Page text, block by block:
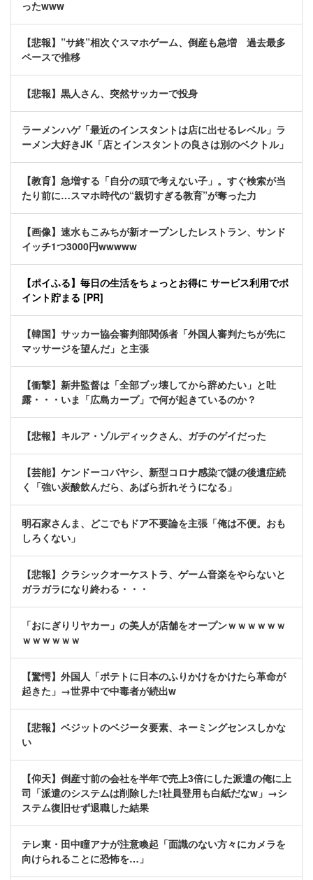
ったwww
【悲報】”サ終”相次ぐスマホゲーム、倒産も急増 過去最多
ペースで推移
【悲報】黒人さん、突然サッカーで投身
ラーメンハゲ「最近のインスタントは店に出せるレベル」ラ
ーメン大好きJK「店とインスタントの良さは別のベクトル」
【教育】急増する「自分の頭で考えない子」。すぐ検索が当
たり前に…スマホ時代の“親切すぎる教育”が奪った力
【画像】速水もこみちが新オープンしたレストラン、サンド
イッチ1つ3000円wwwww
【ポイふる】毎日の生活をちょっとお得に サービス利用でポ
イント貯まる [PR]
【韓国】サッカー協会審判部関係者「外国人審判たちが先に
マッサージを望んだ」と主張
【衝撃】新井監督は「全部ブッ壊してから辞めたい」と吐
露・・・いま「広島カープ」で何が起きているのか？
【悲報】キルア・ゾルディックさん、ガチのゲイだった
【芸能】ケンドーコバヤシ、新型コロナ感染で謎の後遺症続
く「強い炭酸飲んだら、あばら折れそうになる」
明石家さんま、どこでもドア不要論を主張「俺は不便。おも
しろくない」
【悲報】クラシックオーケストラ、ゲーム音楽をやらないと
ガラガラになり終わる・・・
「おにぎりリヤカー」の美人が店舗をオープンｗｗｗｗｗｗ
ｗｗｗｗｗｗ
【驚愕】外国人「ポテトに日本のふりかけをかけたら革命が
起きた」→世界中で中毒者が続出w
【悲報】ベジットのベジータ要素、ネーミングセンスしかな
い
【仰天】倒産寸前の会社を半年で売上3倍にした派遣の俺に上
司「派遣のシステムは削除した!社員登用も白紙だなw」→シ
ステム復旧せず退職した結果
テレ東・田中瞳アナが注意喚起「面識のない方々にカメラを
向けられることに恐怖を…」